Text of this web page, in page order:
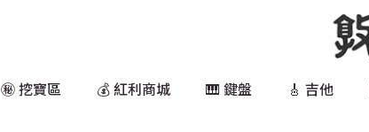
㊙️ 挖寶區 💰 紅利商城 🎹 鍵盤 🎸 吉他